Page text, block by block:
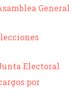
General
Electoral
por